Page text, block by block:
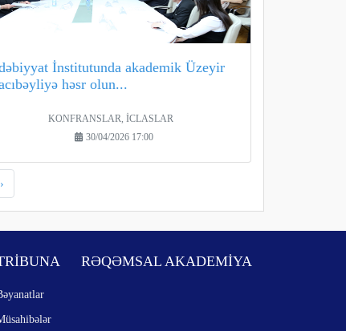
İnstitutunda akademik Üzeyir
həsr olun...
KONFRANSLAR, İCLASLAR
30/04/2026 17:00
›
RƏQƏMSAL AKADEMİYA